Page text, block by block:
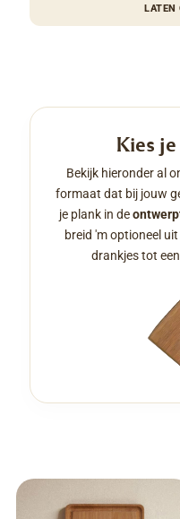
LATEN
Kies
Bekijk hieronder al
formaat dat bij jouw
je plank in de
breid 'm optioneel
drankjes tot